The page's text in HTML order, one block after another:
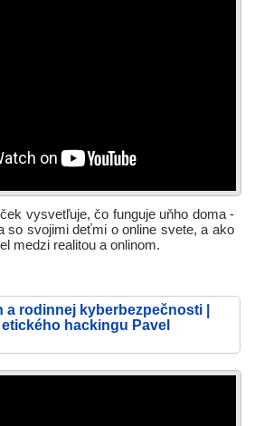
vysvetľuje, čo funguje uňho doma -
so svojimi deťmi o online svete, a ako
medzi realitou a onlinom.
a rodinnej kyberbezpečnosti |
hackingu Pavel